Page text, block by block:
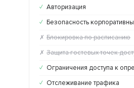
✓ Авторизация
✓ Безопасность
✗ Блокировка по расписанию
✗ Защита гостевых точек
✓ Ограничения доступа к
✓ Отслеживание трафика